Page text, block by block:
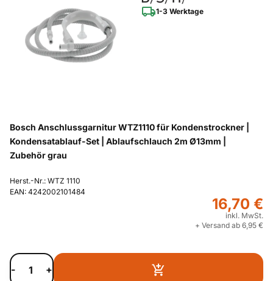
1-3 Werktage
Bosch Anschlussgarnitur WTZ1110 für Kondenstrockner |
Kondensatablauf-Set | Ablaufschlauch 2m Ø13mm |
Zubehör grau
Herst.-Nr.: WTZ 1110
EAN: 4242002101484
16,70 €
inkl. MwSt.
+ Versand ab 6,95 €
- +